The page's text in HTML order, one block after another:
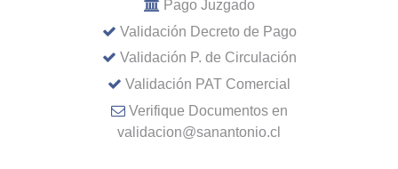
Pago Juzgado
Validación Decreto de Pago
Validación P. de Circulación
Validación PAT Comercial
Verifique Documentos en
validacion@sanantonio.cl